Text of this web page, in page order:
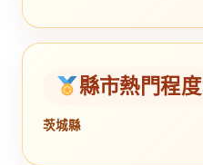
縣市熱門程度
茨城縣